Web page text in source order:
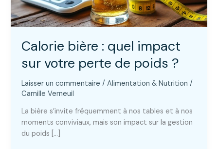
Calorie bière : quel impact
sur votre perte de poids ?
Laisser un commentaire /Alimentation & Nutrition /
Camille Verneuil
La bière s’invite fréquemment à nos tables et à nos
moments conviviaux, mais son impact sur la gestion
du poids […]